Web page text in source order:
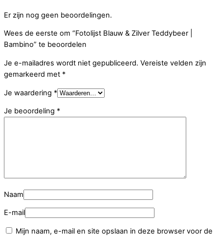
Er zijn nog geen beoordelingen.
Wees de eerste om “Fotolijst Blauw & Zilver Teddybeer |
Bambino” te beoordelen
Je e-mailadres wordt niet gepubliceerd. Vereiste velden zijn
gemarkeerd met *
Je waardering *
Je beoordeling *
Naam
E-mail
Mijn naam, e-mail en site opslaan in deze browser voor de